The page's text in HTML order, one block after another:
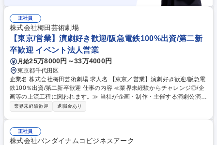
正社員
株式会社梅田芸術劇場
【東京/営業】演劇好き歓迎/阪急電鉄100%出資/第二新
卒歓迎 イベント法人営業
月給25万8000円～33万4000円
東京都千代田区
企業名 株式会社梅田芸術劇場 求人名 【東京／営業】演劇好き歓迎/阪急電
鉄100％出資/第二新卒歓迎 仕事の内容 ≪業界未経験からチャレンジ◎/企
画等の上流工程に関われます。≫ 当社が企画・制作・主催する演劇公演の
運営・チケットの営業活動をご担当。企画から上演まで携わって頂き、達
売促進施策の立案・実行 ■各種プロモーション施策の検討・実施 ■当社の
劇場運営や顧客対応 募集職種 【東京／営業】演劇好き歓迎/阪急電鉄10
業界未経験歓迎 退職金あり
正社員
株式会社バンダイナムコビジネスアーク